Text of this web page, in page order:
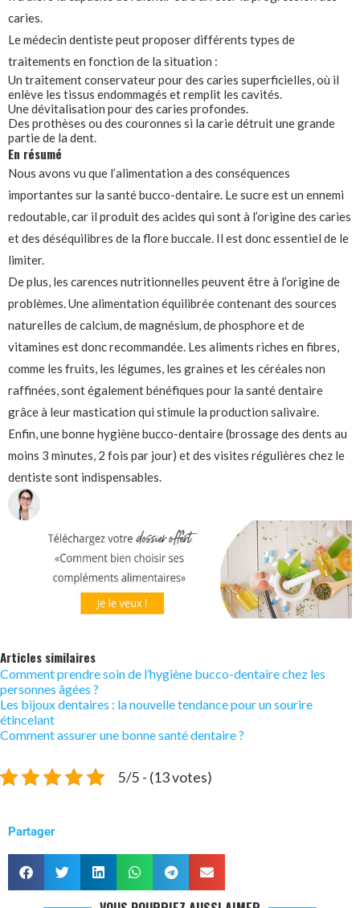
caries.
Le médecin dentiste peut proposer différents types de
traitements en fonction de la situation :
Un traitement conservateur pour des caries superficielles, où il
enlève les tissus endommagés et remplit les cavités.
Une dévitalisation pour des caries profondes.
Des prothèses ou des couronnes si la carie détruit une grande
partie de la dent.
En résumé
Nous avons vu que l’alimentation a des conséquences
importantes sur la santé bucco-dentaire. Le sucre est un ennemi
redoutable, car il produit des acides qui sont à l’origine des caries
et des déséquilibres de la flore buccale. Il est donc essentiel de le
limiter.
De plus, les carences nutritionnelles peuvent être à l’origine de
problèmes. Une alimentation équilibrée contenant des sources
naturelles de calcium, de magnésium, de phosphore et de
vitamines est donc recommandée. Les aliments riches en fibres,
comme les fruits, les légumes, les graines et les céréales non
raffinées, sont également bénéfiques pour la santé dentaire
grâce à leur mastication qui stimule la production salivaire.
Enfin, une bonne hygiène bucco-dentaire (brossage des dents au
moins 3 minutes, 2 fois par jour) et des visites régulières chez le
dentiste sont indispensables.
Articles similaires
Comment prendre soin de l’hygiène bucco-dentaire chez les
personnes âgées ?
Les bijoux dentaires : la nouvelle tendance pour un sourire
étincelant
Comment assurer une bonne santé dentaire ?
5/5 - (13 votes)
Partager